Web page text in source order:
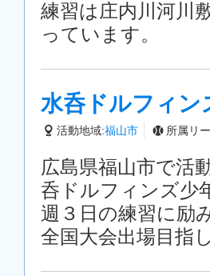
練習は庄内川河川
っています。
水呑ドルフィン
活動地域:福山市 所属リ
広島県福山市で活
呑ドルフィンズ少
週３日の練習に励
全国大会出場目指